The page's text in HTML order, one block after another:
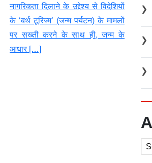
जल्दबाजी में शादी (Fake Marriage)
कर रही हैं और उनकी मौत के बाद मिलने
वाला सरकारी […]
के
❯
❯
❯